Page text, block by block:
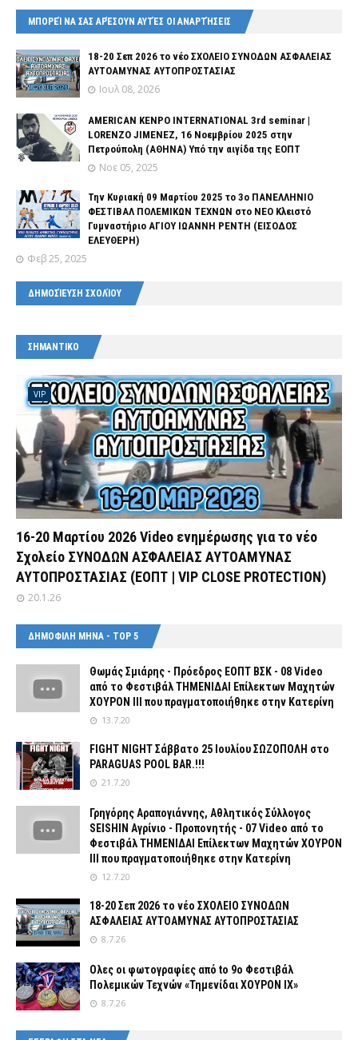
ΜΠΟΡΕΊ ΝΑ ΣΑΣ ΑΡΈΣΟΥΝ ΑΥΤΈΣ ΟΙ ΑΝΑΡΤΉΣΕΙΣ
18-20 Σεπ 2026 το νέο ΣΧΟΛΕΙΟ ΣΥΝΟΔΩΝ ΑΣΦΑΛΕΙΑΣ
ΑΥΤΟΑΜΥΝΑΣ ΑΥΤΟΠΡΟΣΤΑΣΙΑΣ
Ιουλ 08, 2026
AMERICAN KENPO INTERNATIONAL 3rd seminar |
LORENZO JIMENEZ, 16 Νοεμβρίου 2025 στην
Πετρούπολη (ΑΘΗΝΑ) Υπό την αιγίδα της ΕΟΠΤ
Νοε 05, 2025
Την Κυριακή 09 Μαρτίου 2025 το 3ο ΠΑΝΕΛΛΗΝΙΟ
ΦΕΣΤΙΒΑΛ ΠΟΛΕΜΙΚΩΝ ΤΕΧΝΩΝ στο ΝΕΟ Κλειστό
Γυμναστήριο ΑΓΙΟΥ ΙΩΑΝΝΗ ΡΕΝΤΗ (ΕΙΣΟΔΟΣ
ΕΛΕΥΘΕΡΗ)
Φεβ 25, 2025
ΔΗΜΟΣΊΕΥΣΗ ΣΧΟΛΊΟΥ
ΣΗΜΑΝΤΙΚΟ
VIP
16-20 Μαρτίου 2026 Video ενημέρωσης για το νέο
Σχολείο ΣΥΝΟΔΩΝ ΑΣΦΑΛΕΙΑΣ ΑΥΤΟΑΜΥΝΑΣ
ΑΥΤΟΠΡΟΣΤΑΣΙΑΣ (ΕΟΠΤ | VIP CLOSE PROTECTION)
20.1.26
ΔΗΜΟΦΙΛΗ ΜΗΝΑ - TOP 5
Θωμάς Σμιάρης - Πρόεδρος ΕΟΠΤ ΒΣΚ - 08 Video
από το Φεστιβάλ ΤΗΜΕΝΙΔΑΙ Επίλεκτων Μαχητών
ΧΟΥΡΟΝ ΙΙΙ που πραγματοποιήθηκε στην Κατερίνη
13.7.20
FIGHT NIGHT Σάββατο 25 Ιουλίου ΣΩΖΟΠΟΛΗ στο
PARAGUAS POOL BAR.!!!
21.7.20
Γρηγόρης Αραπογιάννης, Αθλητικός Σύλλογος
SEISHIN Αγρίνιο - Προπονητής - 07 Video από το
Φεστιβάλ ΤΗΜΕΝΙΔΑΙ Επίλεκτων Μαχητών ΧΟΥΡΟΝ
ΙΙΙ που πραγματοποιήθηκε στην Κατερίνη
12.7.20
18-20 Σεπ 2026 το νέο ΣΧΟΛΕΙΟ ΣΥΝΟΔΩΝ
ΑΣΦΑΛΕΙΑΣ ΑΥΤΟΑΜΥΝΑΣ ΑΥΤΟΠΡΟΣΤΑΣΙΑΣ
8.7.26
Ολες οι φωτογραφίες από tο 9ο Φεστιβάλ
Πολεμικών Τεχνών «Τημενίδαι ΧΟΥΡΟΝ ΙΧ»
8.7.26